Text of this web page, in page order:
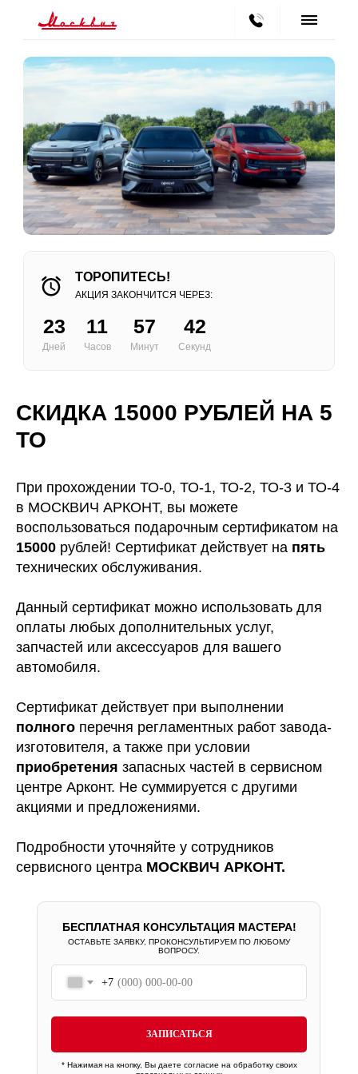
ТОРОПИТЕСЬ!
АКЦИЯ ЗАКОНЧИТСЯ ЧЕРЕЗ:
БЕСПЛАТНАЯ КОНСУЛЬТАЦИЯ МАСТЕРА!
Дней
23
Часов
11
Минут
57
Секунд
41
СКИДКА 15000 РУБЛЕЙ НА 5
ТО
При прохождении ТО-0, ТО-1, ТО-2, ТО-3 и ТО-4
в МОСКВИЧ АРКОНТ, вы можете
воспользоваться подарочным сертификатом на
15000 рублей! Сертификат действует на пять
технических обслуживания.
Данный сертификат можно использовать для
оплаты любых дополнительных услуг,
запчастей или аксессуаров для вашего
автомобиля.
Сертификат действует при выполнении
полного перечня регламентных работ завода-
изготовителя, а также при условии
приобретения запасных частей в сервисном
центре Арконт. Не суммируется с другими
акциями и предложениями.
Подробности уточняйте у сотрудников
сервисного центра МОСКВИЧ АРКОНТ.
* Нажимая на кнопку, Вы даете согласие на обработку своих
БЕСПЛАТНАЯ КОНСУЛЬТАЦИЯ МАСТЕРА!
ОСТАВЬТЕ ЗАЯВКУ, ПРОКОНСУЛЬТИРУЕМ ПО ЛЮБОМУ
ВОПРОСУ.
+7
ЗАПИСАТЬСЯ